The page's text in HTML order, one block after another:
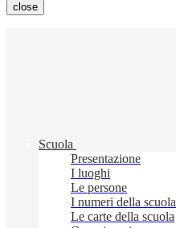
close
Scuola
Presentazione
I luoghi
Le persone
I numeri della scuola
Le carte della scuola